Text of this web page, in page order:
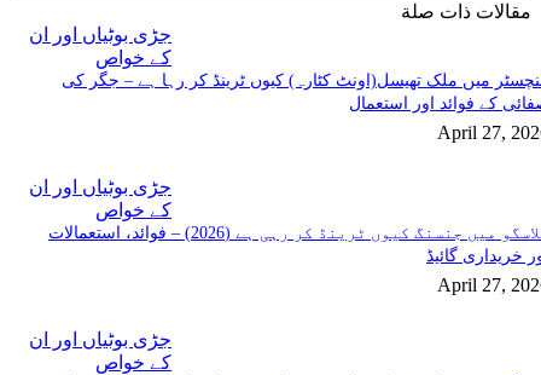
مقالات ذات صلة
جڑی بوٹیاں اور ان
کے خواص
میں ملک تھیسل(اونٹ کٹارہ) کیوں ٹرینڈ کر رہا ہے – جگر کی
کے فوائد اور استعمال
April 27,
جڑی بوٹیاں اور ان
کے خواص
گلاسگو میں جنسنگ کیوں ٹرینڈ کر رہی ہے (2026) – فوائد، استعمالات
خریداری گائیڈ
April 27,
جڑی بوٹیاں اور ان
کے خواص